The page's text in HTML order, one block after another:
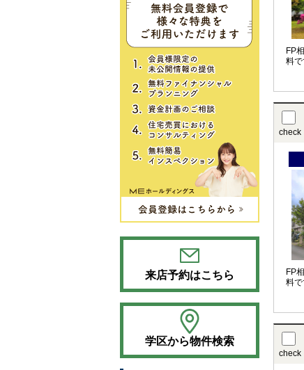
FP
料
check
FP
料
check
来店予約はこちら
学区から物件検索